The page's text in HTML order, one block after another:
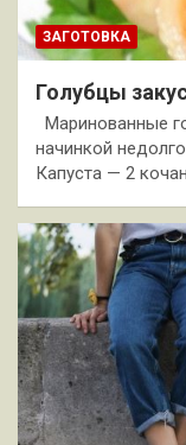
ЗАГОТОВКА
Голубцы
Маринованные
начинкой
Капуста — 2